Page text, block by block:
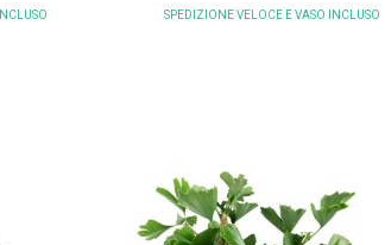
SPEDIZIONE VELOCE E VASO INCLUSO